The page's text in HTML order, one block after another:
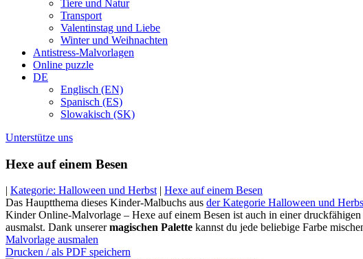
Tiere und Natur
Transport
Valentinstag und Liebe
Winter und Weihnachten
Antistress-Malvorlagen
Online puzzle
DE
Englisch (EN)
Spanisch (ES)
Slowakisch (SK)
Unterstütze uns
Hexe auf einem Besen
| Kategorie: Halloween und Herbst| Hexe auf einem Besen
Das Hauptthema dieses Kinder-Malbuchs aus der Kategorie Halloween und
Kinder Online-Malvorlage – Hexe auf einem Besen ist auch in einer
ausmalst. Dank unserermagischen Palette kannst du jede beliebige Farbe
Malvorlage ausmalen
Drucken / als PDF speichern